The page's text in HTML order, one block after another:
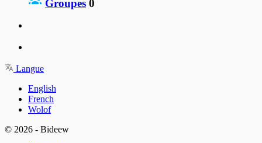
Groupes 0
Langue
English
French
Wolof
© 2026 - Bideew